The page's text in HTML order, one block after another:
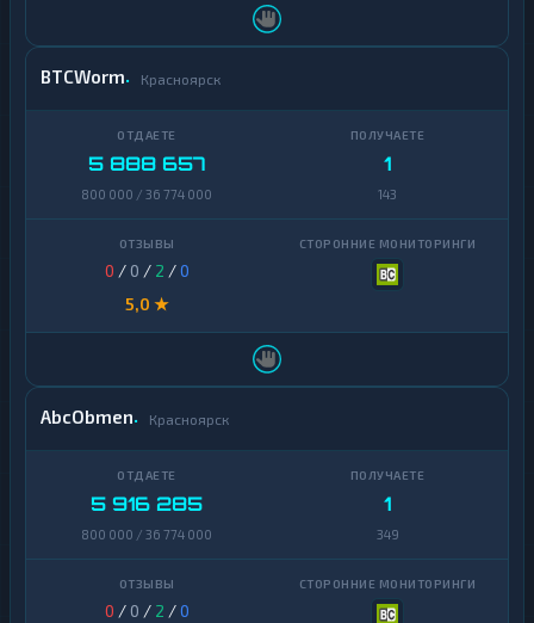
BTCWorm Красноярск
5 888 657
800 000 / 36 774 000
1
143
0 / 0 / 2 /0
5,0 ★
AbcObmen Красноярск
5 916 285
800 000 / 36 774 000
1
349
0 / 0 / 2 /0